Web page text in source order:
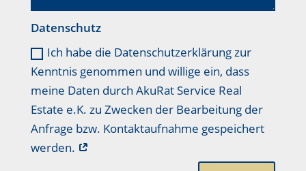
Datenschutz
Ich habe die Datenschutzerklärung zur
Kenntnis genommen und willige ein, dass
meine Daten durch AkuRat Service Real
Estate e.K. zu Zwecken der Bearbeitung der
Anfrage bzw. Kontaktaufnahme gespeichert
werden.